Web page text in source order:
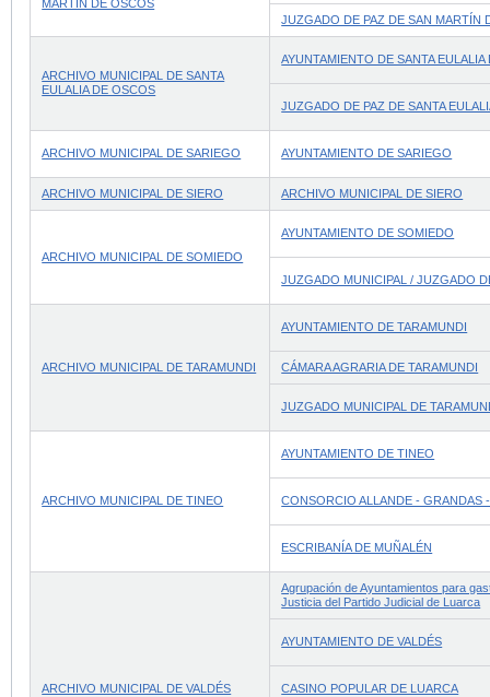
MARTÍN DE OSCOS
JUZGADO DE PAZ DE SAN MARTÍN
ARCHIVO MUNICIPAL DE SANTA
EULALIA DE OSCOS
AYUNTAMIENTO DE SANTA EULALIA
JUZGADO DE PAZ DE SANTA
ARCHIVO MUNICIPAL DE SARIEGO AYUNTAMIENTO DE SARIEGO
ARCHIVO MUNICIPAL DE SIERO ARCHIVO MUNICIPAL DE SIERO
ARCHIVO MUNICIPAL DE SOMIEDO
AYUNTAMIENTO DE SOMIEDO
JUZGADO MUNICIPAL / JUZGADO
ARCHIVO MUNICIPAL DE TARAMUNDI
AYUNTAMIENTO DE TARAMUNDI
CÁMARA AGRARIA DE TARAMUNDI
JUZGADO MUNICIPAL DE
ARCHIVO MUNICIPAL DE TINEO
AYUNTAMIENTO DE TINEO
CONSORCIO ALLANDE - GRANDAS
ESCRIBANÍA DE MUÑALÉN
ARCHIVO MUNICIPAL DE VALDÉS
Agrupación de Ayuntamientos para
Justicia del Partido Judicial de Luarca
AYUNTAMIENTO DE VALDÉS
CASINO POPULAR DE LUARCA